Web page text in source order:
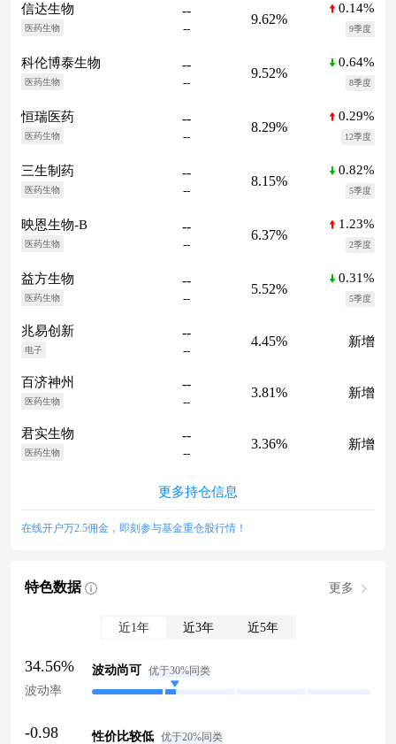
信达生物
医药生物
--
--
9.62%
0.14%
9季度
科伦博泰生物
医药生物
--
--
9.52%
0.64%
8季度
恒瑞医药
医药生物
--
--
8.29%
0.29%
12季度
三生制药
医药生物
--
--
8.15%
0.82%
5季度
映恩生物-B
医药生物
--
--
6.37%
1.23%
2季度
益方生物
医药生物
--
--
5.52%
0.31%
5季度
兆易创新
电子
--
--
4.45% 新增
百济神州
医药生物
--
--
3.81% 新增
君实生物
医药生物
--
--
3.36% 新增
更多持仓信息
在线开户万2.5佣金，即刻参与基金重仓股行情！
特色数据 更多
近1年 近3年 近5年
34.56%
波动率
波动尚可 优于30%同类
-0.98 性价比较低 优于20%同类